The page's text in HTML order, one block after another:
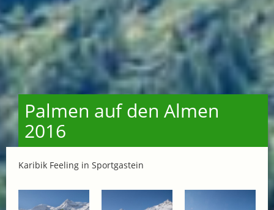
Palmen auf den Almen
2016
Karibik Feeling in Sportgastein